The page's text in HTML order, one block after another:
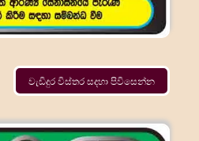
වැඩිදුර විස්තර සදහා පිවිසෙන්න